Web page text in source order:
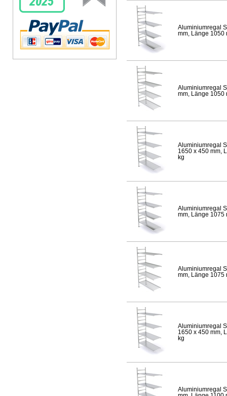
Aluminiumregal
mm, Länge 1050
Aluminiumregal
mm, Länge 1050
Aluminiumregal
1650 x 450 mm,
kg
Aluminiumregal
mm, Länge 1075
Aluminiumregal
mm, Länge 1075
Aluminiumregal
1650 x 450 mm,
kg
Aluminiumregal